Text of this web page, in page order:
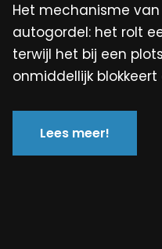
Het mechanisme
autogordel: het rolt
terwijl het bij een
onmiddellijk
Lees meer!